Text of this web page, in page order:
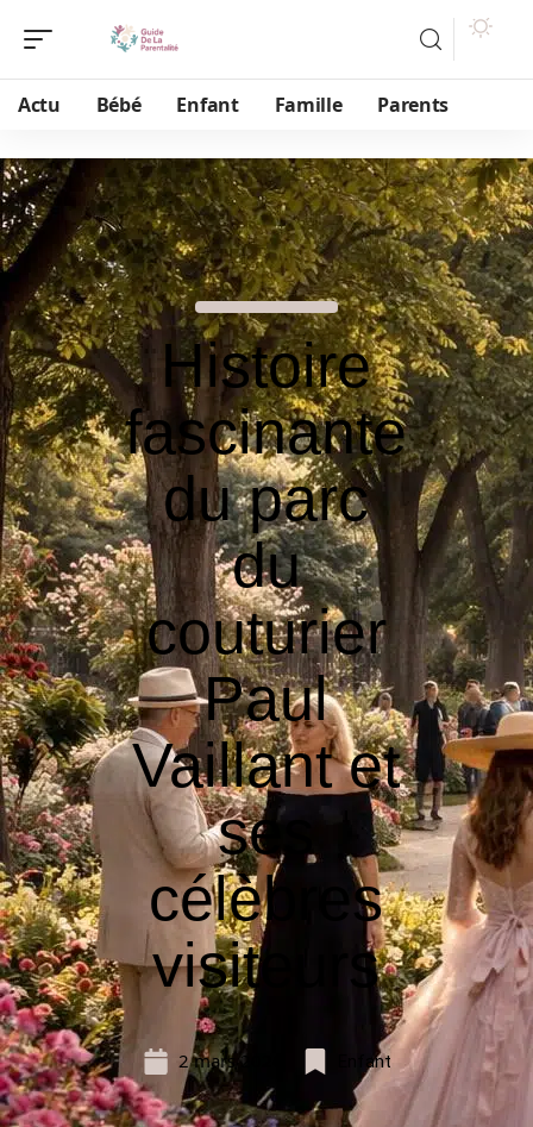
Actu Bébé Enfant Famille Parents
Histoire
fascinante
du parc
du
couturier
Paul
Vaillant et
ses
célèbres
visiteurs
2 mars 2026 Enfant